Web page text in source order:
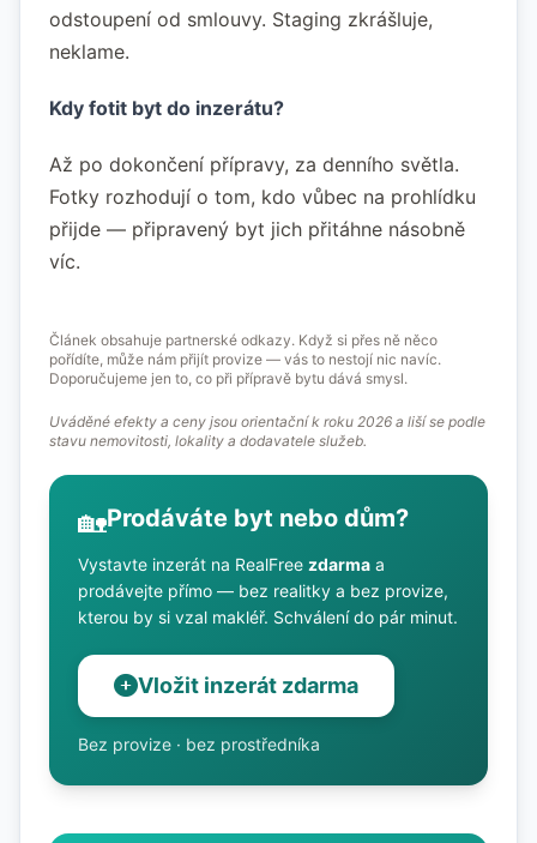
odstoupení od smlouvy. Staging zkrášluje,
neklame.
Kdy fotit byt do inzerátu?
Až po dokončení přípravy, za denního světla.
Fotky rozhodují o tom, kdo vůbec na prohlídku
přijde — připravený byt jich přitáhne násobně
víc.
Článek obsahuje partnerské odkazy. Když si přes ně něco
pořídíte, může nám přijít provize — vás to nestojí nic navíc.
Doporučujeme jen to, co při přípravě bytu dává smysl.
Uváděné efekty a ceny jsou orientační k roku 2026 a liší se podle
stavu nemovitosti, lokality a dodavatele služeb.
🏡Prodáváte byt nebo dům?
Vystavte inzerát na RealFree zdarma a
prodávejte přímo — bez realitky a bez provize,
kterou by si vzal makléř. Schválení do pár minut.
Vložit inzerát zdarma
Bez provize · bez prostředníka